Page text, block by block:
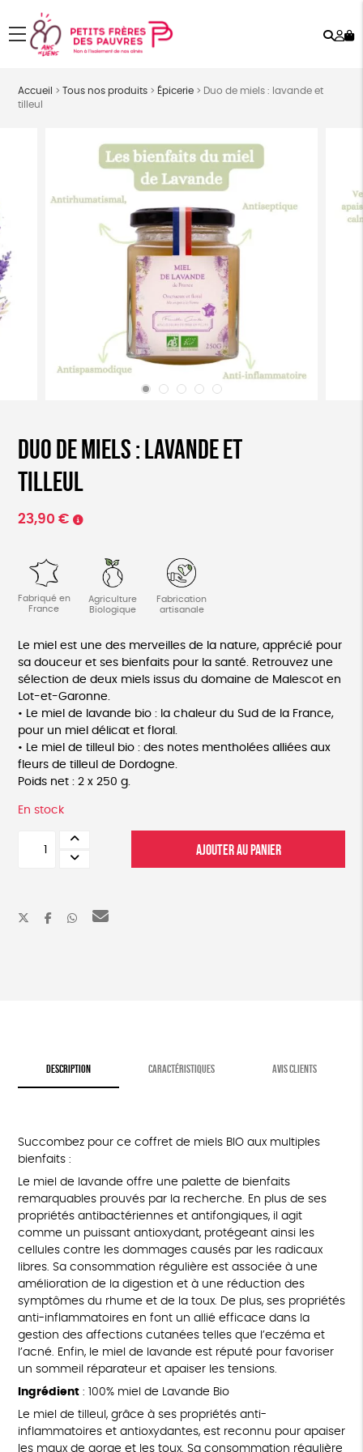
menu
Accueil > Tous nos produits> Épicerie> Duo de miels : lavande et
tilleul
Duo de miels : lavande et
tilleul
23,90 €
Fabriqué en
France
Agriculture
Biologique
Fabrication
artisanale
Le miel est une des merveilles de la nature, apprécié pour
sa douceur et ses bienfaits pour la santé. Retrouvez une
sélection de deux miels issus du domaine de Malescot en
Lot-et-Garonne.
• Le miel de lavande bio : la chaleur du Sud de la France,
pour un miel délicat et floral.
• Le miel de tilleul bio : des notes mentholées alliées aux
fleurs de tilleul de Dordogne.
Poids net : 2 x 250 g.
En stock
lavande
AJOUTER AU PANIER
DESCRIPTION CARACTÉRISTIQUES AVIS CLIENTS
Succombez pour ce coffret de miels BIO aux multiples
bienfaits :
Le miel de lavande offre une palette de bienfaits
remarquables prouvés par la recherche. En plus de ses
propriétés antibactériennes et antifongiques, il agit
comme un puissant antioxydant, protégeant ainsi les
cellules contre les dommages causés par les radicaux
libres. Sa consommation régulière est associée à une
amélioration de la digestion et à une réduction des
symptômes du rhume et de la toux. De plus, ses propriétés
anti-inflammatoires en font un allié efficace dans la
gestion des affections cutanées telles que l’eczéma et
l’acné. Enfin, le miel de lavande est réputé pour favoriser
un sommeil réparateur et apaiser les tensions.
Ingrédient: 100% miel de Lavande Bio
Le miel de tilleul, grâce à ses propriétés anti-
inflammatoires et antioxydantes, est reconnu pour apaiser
les maux de gorge et les toux. Sa consommation régulière